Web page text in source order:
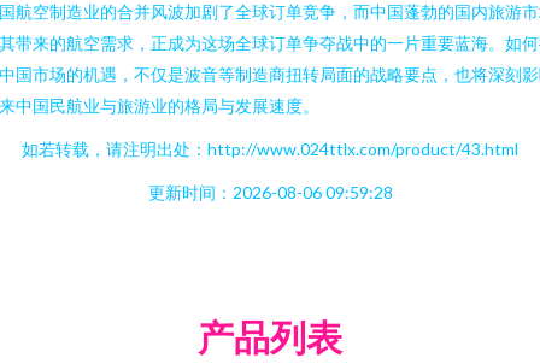
航空制造业的合并风波加剧了全球订单竞争，而中国蓬勃的国内旅游
带来的航空需求，正成为这场全球订单争夺战中的一片重要蓝海。如
国市场的机遇，不仅是波音等制造商扭转局面的战略要点，也将深刻
中国民航业与旅游业的格局与发展速度。
如若转载，请注明出处：http://www.024ttlx.com/product/43.html
更新时间：2026-08-06 09:59:28
产品列表